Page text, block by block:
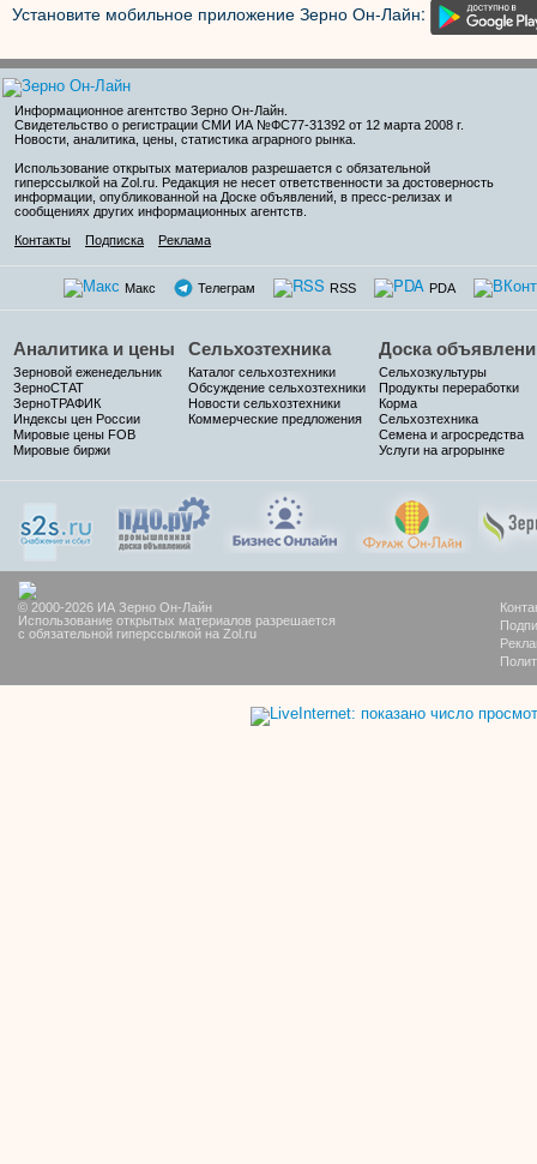
Установите мобильное приложение Зерно Он-Лайн:
Информационное агентство Зерно Он-Лайн
Свидетельство о регистрации СМИ ИА №ФС77-31392 от 12 марта 2008 г.
Новости, аналитика, цены, статистика аграрного рынка.
Использование открытых материалов разрешается с обязательной
гиперссылкой на Zol.ru. Редакция не несет ответственности за достоверность
информации, опубликованной на Доске объявлений, в пресс-релизах и
сообщениях других информационных агентств.
Контакты
Подписка Реклама
Макс Телеграм RSS PDA
Аналитика и цены
Зерновой еженедельник
ЗерноСТАТ
ЗерноТРАФИК
Индексы цен России
Мировые цены FOB
Мировые биржи
Сельхозтехника
Каталог сельхозтехники
Обсуждение сельхозтехники
Новости сельхозтехники
Коммерческие предложения
Доска
Сельхозкультуры
Продукты переработки
Корма
Сельхозтехника
Семена и агросредства
Услуги на агрорынке
© 2000-2026 ИА Зерно Он-Лайн
Использование открытых материалов разрешается
с обязательной гиперссылкой на Zol.ru